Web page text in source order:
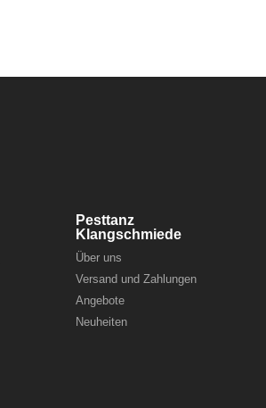
Pesttanz
Klangschmiede
Über uns
Versand und Zahlungen
Angebote
Neuheiten